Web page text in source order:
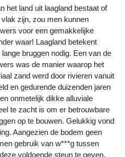
het land uit laagland bestaat of
zijn, zou men kunnen
voor een gemakkelijke
waar! Laagland betekent
bruggen nodig. Een van de
was de manier waarop het
zand werd door rivieren vanuit
en gedurende duizenden jaren
onmetelijk dikke alluviale
te zacht is om er betrouwbare
op te bouwen. Gelukkig vond
Aangezien de bodem geen
gebruik van w***g tussen
voldoende steun te geven.